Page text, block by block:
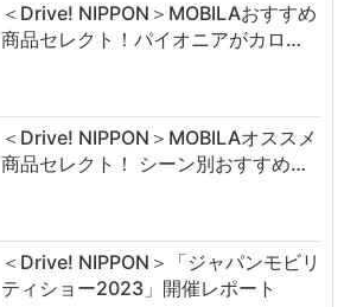
＜Drive! NIPPON＞MOBILAおすすめ
商品セレクト！パイオニアがカロ…
＜Drive! NIPPON＞MOBILAオススメ
商品セレクト！ シーン別おすすめ…
＜Drive! NIPPON＞「ジャパンモビリ
ティショー2023」開催レポート